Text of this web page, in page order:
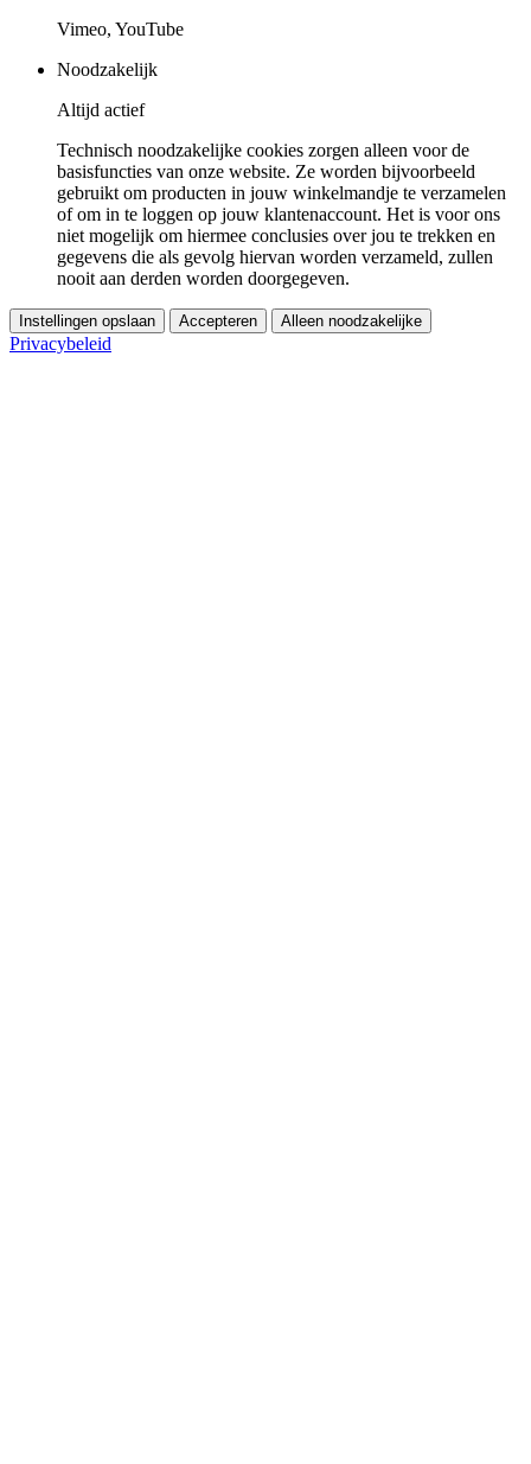
Vimeo, YouTube
Noodzakelijk
Altijd actief
Technisch noodzakelijke cookies zorgen alleen voor de
basisfuncties van onze website. Ze worden bijvoorbeeld
gebruikt om producten in jouw winkelmandje te verzamelen
of om in te loggen op jouw klantenaccount. Het is voor ons
niet mogelijk om hiermee conclusies over jou te trekken en
gegevens die als gevolg hiervan worden verzameld, zullen
nooit aan derden worden doorgegeven.
Instellingen opslaan Accepteren Alleen noodzakelijke
Privacybeleid